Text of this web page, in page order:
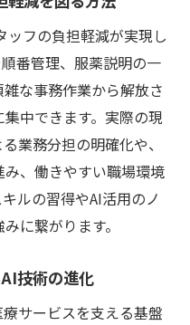
ッフの負担軽減が実現し
番管理、服薬説明の一
な事務作業から解放さ
中できます。実際の現
業務分担の明確化や、
、働きやすい職場環境
ルの習得やAI活用のノ
に繋がります。
技術の進化
サービスを支える基盤